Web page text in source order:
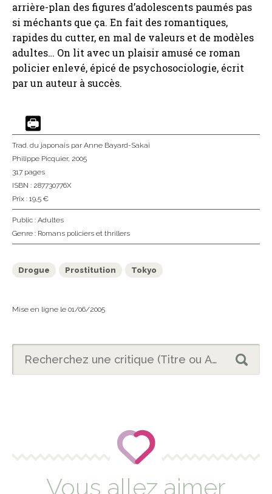
arrière-plan des figures d’adolescents paumés pas
si méchants que ça. En fait des romantiques,
rapides du cutter, en mal de valeurs et de modèles
adultes… On lit avec un plaisir amusé ce roman
policier enlevé, épicé de psychosociologie, écrit
par un auteur à succès.
Trad. du japonais par Anne Bayard-Sakai
Philippe Picquier, 2005
317 pages
ISBN : 287730776X
Prix : 19,5 €
Public : Adultes
Genre : Romans policiers et thrillers
Drogue Prostitution Tokyo
Mise en ligne le 01/06/2005
Vous allez aimer